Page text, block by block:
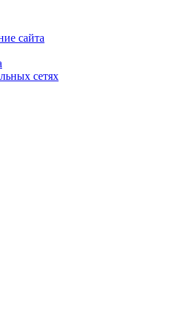
сайта
сетях